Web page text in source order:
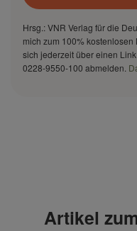
Hrsg.: VNR Verlag für die
mich zum 100%
sich jederzeit über einen
0228-9550-100 abmelden.
Artikel